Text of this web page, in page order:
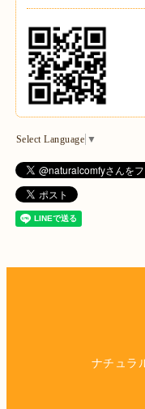
Select Language ▼
ナチュラ